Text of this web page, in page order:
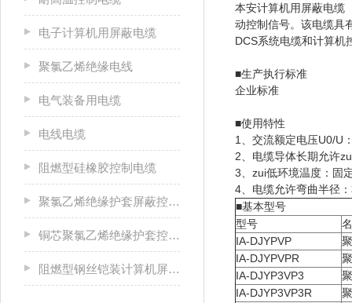
电子计算机用屏蔽电缆
聚氯乙烯绝缘电线
电气装备用电缆
电线电缆
阻燃型硅橡胶控制电缆
聚氯乙烯绝缘护套屏蔽控制电缆
铜芯聚氯乙烯绝缘护套控制电缆
阻燃型钢丝铠装计算机屏蔽电缆
本安计算机用屏蔽电缆
动控制信号。该电缆具
DCS系统电缆和计算机
■生产执行标准
企业标准
■使用特性
1、交流额定电压U0/U
2、电缆导体长期允许
3、zui低环境温度：固
4、电缆允许弯曲半径
■基本型号
型号
IA-DJYPVP
IA-DJYPVPR
IA-DJYP3VP3
IA-DJYP3VP3R